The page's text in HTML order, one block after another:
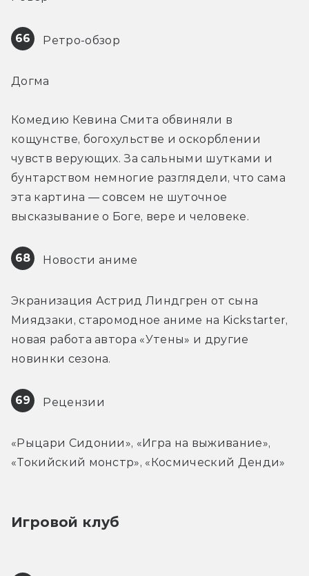
66 Ретро-обзор
Догма
Комедию Кевина Смита обвиняли в
кощунстве, богохульстве и оскорблении
чувств верующих. За сальными шутками и
бунтарством немногие разглядели, что сама
эта картина — совсем не шуточное
высказывание о Боге, вере и человеке.
68 Новости аниме
Экранизация Астрид Линдгрен от сына
Миядзаки, старомодное аниме на Kickstarter,
новая работа автора «Утены» и другие
новинки сезона.
69 Рецензии
«Рыцари Сидонии», «Игра на выживание»,
«Токийский монстр», «Космический Денди»
Игровой клуб